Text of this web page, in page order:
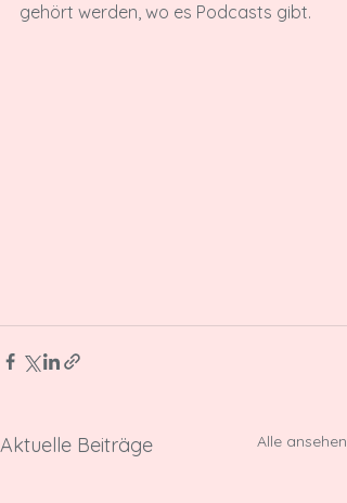
gehört werden, wo es Podcasts gibt.
Aktuelle Beiträge Alle ansehen